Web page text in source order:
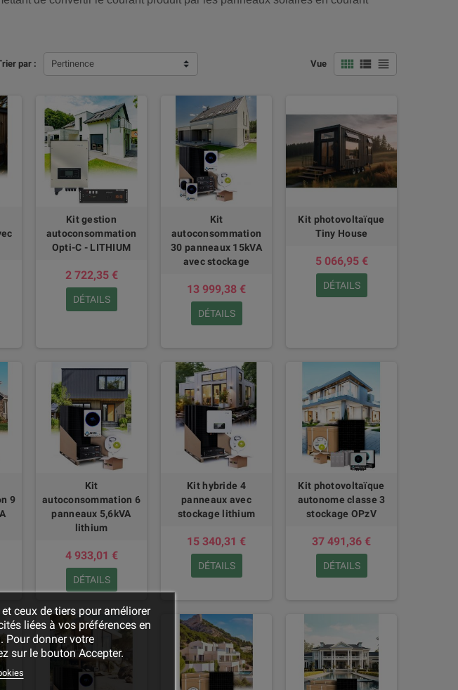
par : Pertinence Vue view_comfy view_list view_headline
Kit gestion
autoconsommation
Opti-C - LITHIUM
2 722,35 €
DÉTAILS
Kit
autoconsommation
30 panneaux 15kVA
avec stockage
13 999,38 €
DÉTAILS
Kit photovoltaïque
Tiny House
5 066,95 €
DÉTAILS
9
Kit
autoconsommation 6
panneaux 5,6kVA
lithium
4 933,01 €
DÉTAILS
Kit hybride 4
panneaux avec
stockage lithium
15 340,31 €
DÉTAILS
Kit photovoltaïque
autonome classe 3
stockage OPzV
37 491,36 €
DÉTAILS
ceux de tiers pour améliorer
liées à vos préférences en
Pour donner votre
sur le bouton Accepter.